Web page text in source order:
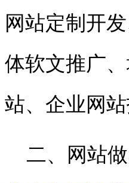
网站定制开
体软文推广
站、企业网
二、网站做